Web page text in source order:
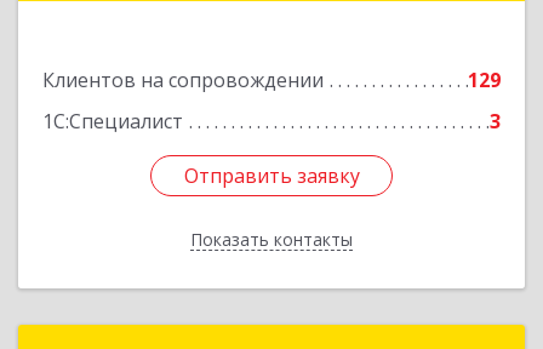
Клиентов на сопровождении
129
1С:Специалист
3
Отправить заявку
Показать контакты
Отправить заявку
Назад